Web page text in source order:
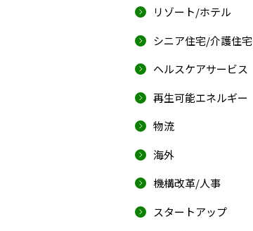
リゾート/ホテル
シニア住宅/介護住宅
ヘルスケアサービス
再生可能エネルギー
物流
海外
機構改革/人事
スタートアップ